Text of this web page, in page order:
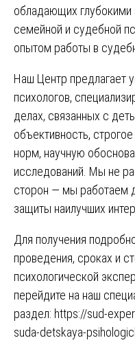
обладающих глубокими
семейной и судебной
опытом работы в
Наш Центр предлагает
психологов,
делах, связанных с
объективность,
норм, научную
исследований. Мы не
сторон — мы работаем
защиты наилучших
Для получения
проведения, сроках и
психологической
перейдите на наш
раздел: https://sud-
suda-detskaya-